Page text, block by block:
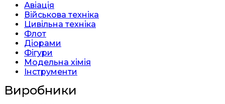
Авіація
Військова техніка
Цивільна техніка
Флот
Діорами
Фігури
Модельна хімія
Інструменти
Виробники